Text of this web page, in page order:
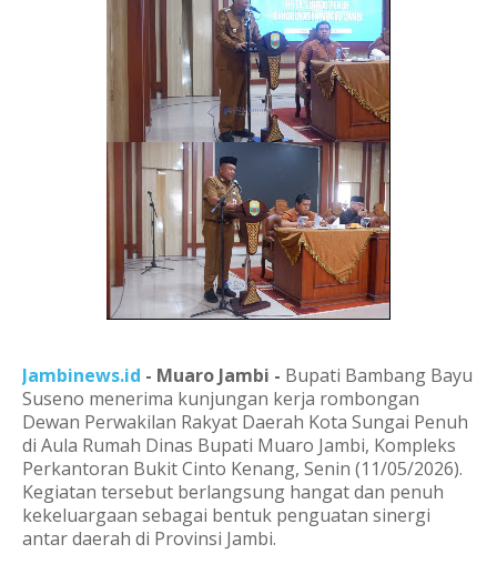
Jambinews.id - Muaro Jambi - Bupati Bambang Bayu
Suseno menerima kunjungan kerja rombongan
Dewan Perwakilan Rakyat Daerah Kota Sungai Penuh
di Aula Rumah Dinas Bupati Muaro Jambi, Kompleks
Perkantoran Bukit Cinto Kenang, Senin (11/05/2026).
Kegiatan tersebut berlangsung hangat dan penuh
kekeluargaan sebagai bentuk penguatan sinergi
antar daerah di Provinsi Jambi.